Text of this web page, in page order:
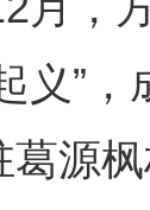
义”
葛源